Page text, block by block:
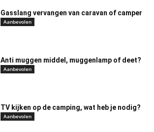
Gasslang vervangen van caravan of camper
Aanbevolen
Anti muggen middel, muggenlamp of deet?
Aanbevolen
TV kijken op de camping, wat heb je nodig?
Aanbevolen